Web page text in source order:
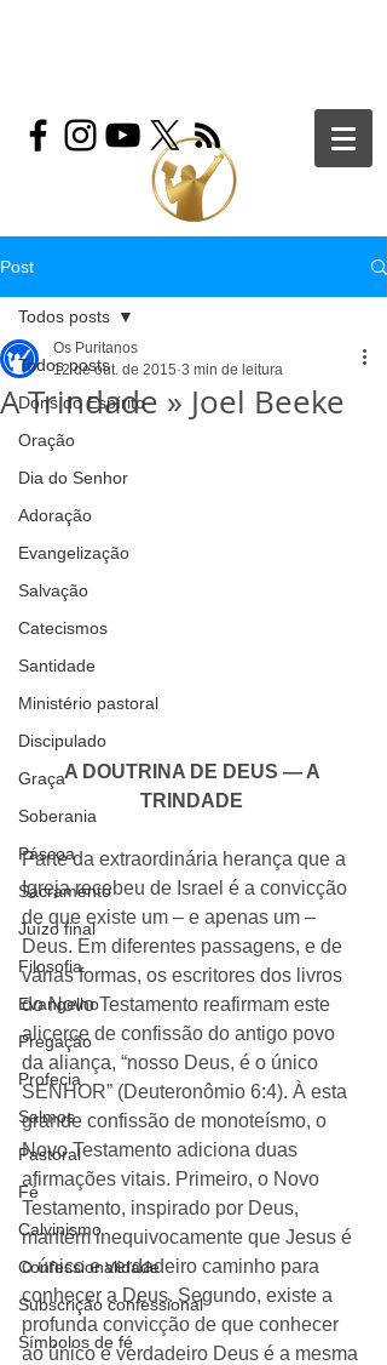
Post
Todos posts
Dons do Espírito
Oração
Dia do Senhor
Adoração
Evangelização
Salvação
Catecismos
Santidade
Ministério pastoral
Discipulado
Graça
Soberania
Páscoa
Sacramento
Juízo final
Filosofia
Evangelho
Pregação
Profecia
Salmos
Pastoral
Fé
Calvinismo
Confessionalidade
Subscrição confessional
Símbolos de fé
Todos posts
A Trindade » Joel Beeke
Os Puritanos
12 de out. de 2015 3 min de leitura
A DOUTRINA DE DEUS — A
TRINDADE
Parte da extraordinária herança que a
Igreja recebeu de Israel é a convicção
de que existe um – e apenas um –
Deus. Em diferentes passagens, e de
várias formas, os escritores dos livros
do Novo Testamento reafirmam este
alicerce de confissão do antigo povo
da aliança, “nosso Deus, é o único
SENHOR” (Deuteronômio 6:4). À esta
grande confissão de monoteísmo, o
Novo Testamento adiciona duas
afirmações vitais. Primeiro, o Novo
Testamento, inspirado por Deus,
mantém inequivocamente que Jesus é
o único e verdadeiro caminho para
conhecer a Deus. Segundo, existe a
profunda convicção de que conhecer
ao único e verdadeiro Deus é a mesma